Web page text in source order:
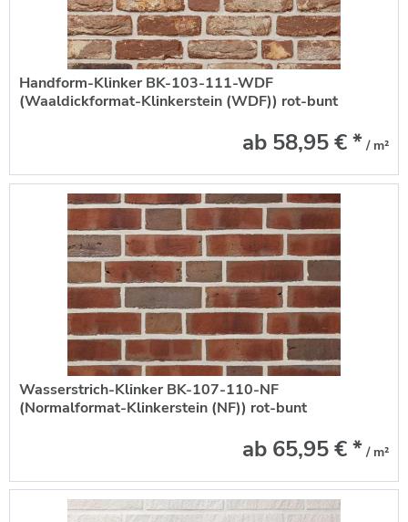
Handform-Klinker BK-103-111-WDF
(Waaldickformat-Klinkerstein (WDF)) rot-bunt
ab 58,95 € * / m²
Wasserstrich-Klinker BK-107-110-NF
(Normalformat-Klinkerstein (NF)) rot-bunt
ab 65,95 € * / m²